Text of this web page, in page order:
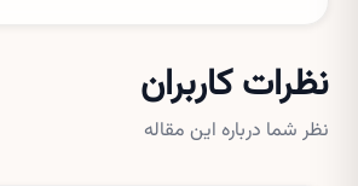
نظرات کاربران
نظر شما درباره این مقاله